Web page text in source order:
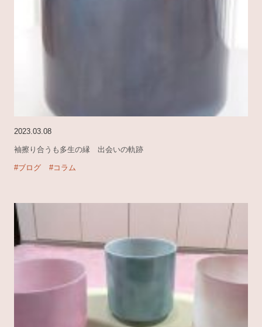
2023.03.08
袖擦り合うも多生の縁 出会いの軌跡
#ブログ #コラム